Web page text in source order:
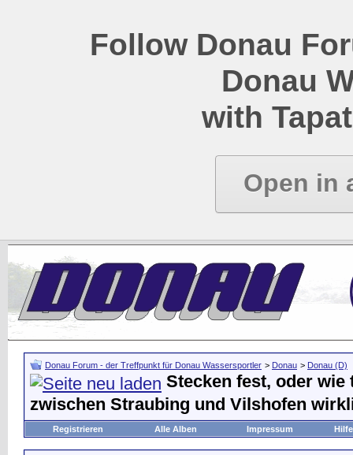
Follow Donau
Donau
with
Open in
Donau Forum - der Treffpunkt für Donau Wassersportler > Donau > Donau (D)
Stecken fest, oder wie
zwischen Straubing und Vilshofen
Registrieren Alle Alben Impressum Hilfe